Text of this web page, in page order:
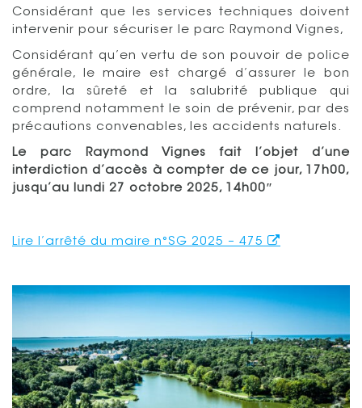
Considérant que les services techniques doivent
intervenir pour sécuriser le parc Raymond Vignes,
Considérant qu’en vertu de son pouvoir de police
générale, le maire est chargé d’assurer le bon
ordre, la sûreté et la salubrité publique qui
comprend notamment le soin de prévenir, par des
précautions convenables, les accidents naturels.
Le parc Raymond Vignes fait l’objet d’une
interdiction d’accès à compter de ce jour, 17h00,
jusqu’au lundi 27 octobre 2025, 14h00″
Lire l’arrêté du maire n°SG 2025 – 475